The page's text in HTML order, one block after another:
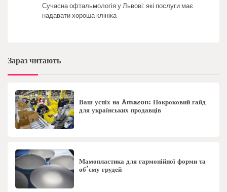
Сучасна офтальмологія у Львові: які послуги має
надавати хороша клініка
Зараз читають
Ваш успіх на Amazon: Покроковий гайд
для українських продавців
Мамопластика для гармонійної форми та
об’єму грудей